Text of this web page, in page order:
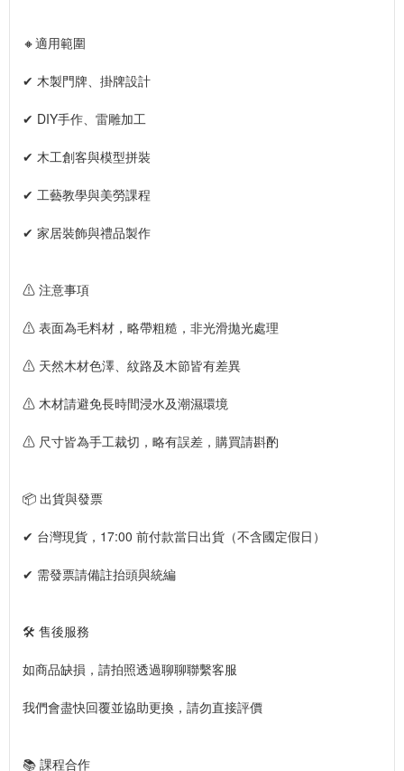
🔸適用範圍
✔ 木製門牌、掛牌設計
✔ DIY手作、雷雕加工
✔ 木工創客與模型拼裝
✔ 工藝教學與美勞課程
✔ 家居裝飾與禮品製作
⚠ 注意事項
⚠ 表面為毛料材，略帶粗糙，非光滑拋光處理
⚠ 天然木材色澤、紋路及木節皆有差異
⚠ 木材請避免長時間浸水及潮濕環境
⚠ 尺寸皆為手工裁切，略有誤差，購買請斟酌
📦 出貨與發票
✔ 台灣現貨，17:00 前付款當日出貨（不含國定假日）
✔ 需發票請備註抬頭與統編
🛠️ 售後服務
如商品缺損，請拍照透過聊聊聯繫客服
我們會盡快回覆並協助更換，請勿直接評價
📚 課程合作